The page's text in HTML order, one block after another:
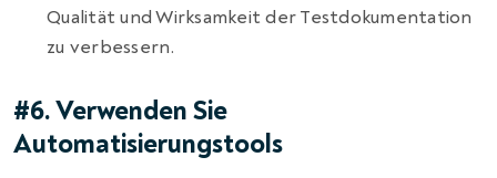
Qualität und Wirksamkeit der Testdokumentation
zu verbessern.
#6. Verwenden Sie
Automatisierungstools